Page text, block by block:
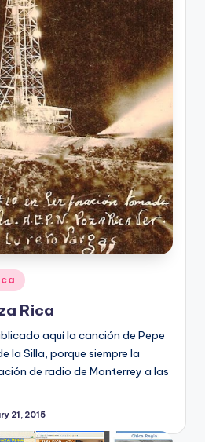
Rica
aquí la canción de Pepe
la Silla, porque siempre la
de radio de Monterrey a las
21, 2015